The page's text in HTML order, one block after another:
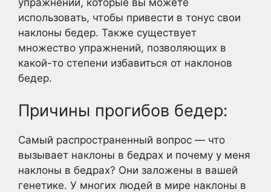
использовать, чтобы привести в тонус свои
наклоны бедер. Также существует
множество упражнений, позволяющих в
какой-то степени избавиться от наклонов
бедер.
Причины прогибов бедер:
Самый распространенный вопрос — что
вызывает наклоны в бедрах и почему у меня
наклоны в бедрах? Они заложены в вашей
генетике. У многих людей в мире наклоны в